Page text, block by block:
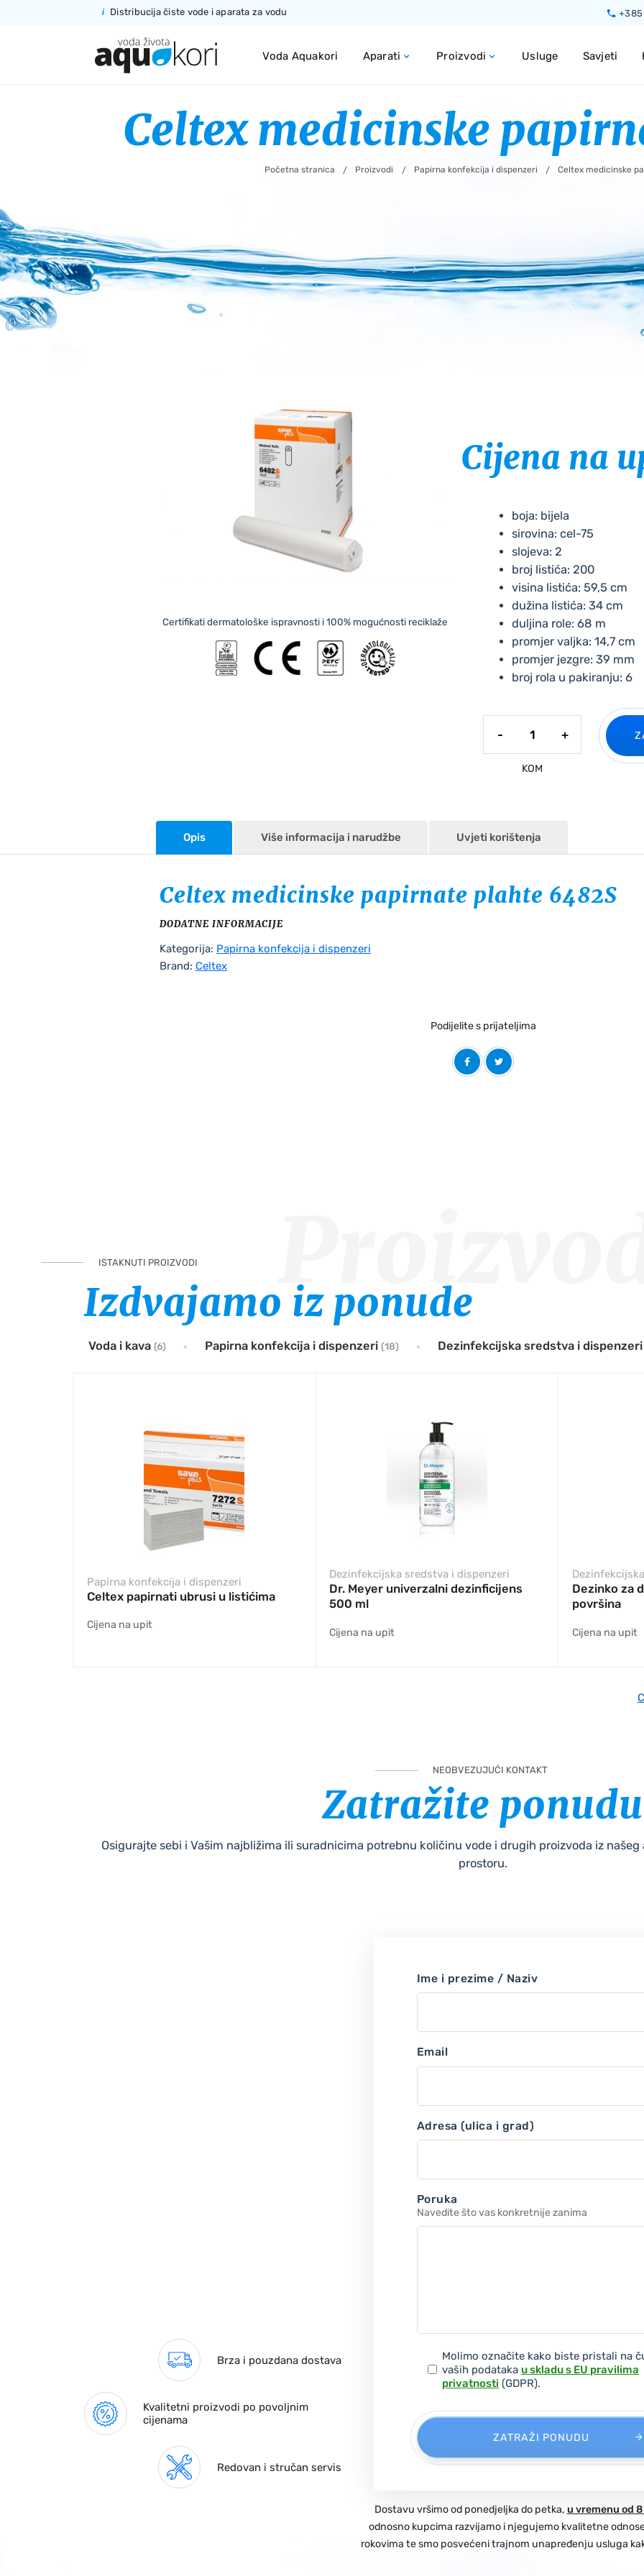
Distribucija čiste vode i aparata za vodu
Voda Aquakori Aparati Proizvodi Usluge Savjeti
Celtex medicinske
Početna stranica / Proizvodi / Papirna konfekcija i dispenzeri / Celtex medicinske
Certifikati dermatološke ispravnosti i 100% mogućnosti reciklaže
Cijena na
boja: bijela
sirovina: cel-75
slojeva: 2
broj listića: 200
visina listića: 59,5 cm
dužina listića: 34 cm
duljina role: 68 m
promjer valjka: 14,7 cm
promjer jezgre: 39 mm
broj rola u pakiranju: 6
-
medicinske
+
KOM
Opis Više informacija i narudžbe Uvjeti korištenja
Celtex medicinske papirnate plahte 6482S
DODATNE INFORMACIJE
Kategorija: Papirna konfekcija i dispenzeri
Brand: Celtex
Podijelite s prijateljima
ISTAKNUTI PROIZVODI
Izdvajamo iz ponude
Voda i kava (6) Papirna konfekcija i dispenzeri (18) Dezinfekcijska sredstva i
Papirna konfekcija i dispenzeri
Celtex papirnati ubrusi u listićima
Cijena na upit
Dezinfekcijska sredstva i dispenzeri
Dr. Meyer univerzalni dezinficijens
500 ml
Cijena na upit
Dezinko za
površina
Cijena na upit
NEOBVEZUJUĆI KONTAKT
Zatražite ponudu
Osigurajte sebi i Vašim najbližima ili suradnicima potrebnu količinu vode i drugih proizvoda iz
prostoru.
Brza i pouzdana dostava
Kvalitetni proizvodi po povoljnim
cijenama
Redovan i stručan servis
Ime i prezime / Naziv
Email
Adresa (ulica i grad)
Poruka
Navedite što vas konkretnije zanima
Molimo označite kako biste pristali na
vaših podataka u skladu s EU pravilima
privatnosti (GDPR).
ZATRAŽI PONUDU
Dostavu vršimo od ponedjeljka do petka, u vremenu od
odnosno kupcima razvijamo i njegujemo kvalitetne
rokovima te smo posvećeni trajnom unapređenju usluga